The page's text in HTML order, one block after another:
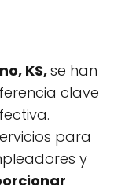
KS,se han
clave
para
y